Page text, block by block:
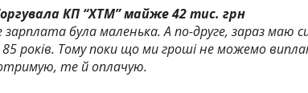
КП “ХТМ” майже 42 тис. грн
була маленька. А по-друге, зараз маю
85 років. Тому поки що ми гроші не можемо
отримую, те й оплачую.